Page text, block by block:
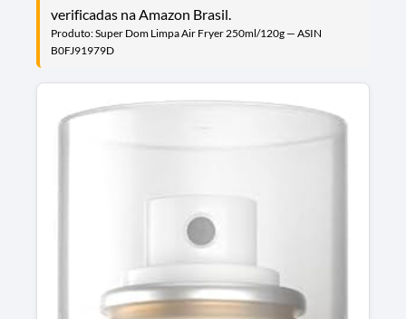
verificadas na Amazon Brasil.
Produto: Super Dom Limpa Air Fryer 250ml/120g — ASIN
B0FJ91979D